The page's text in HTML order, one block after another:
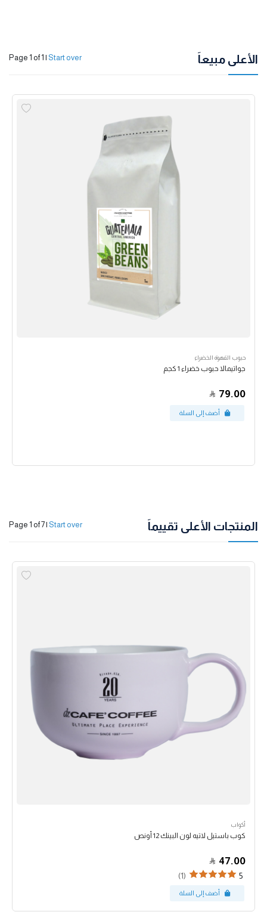
الأعلى مبيعاً Page 1 of 1 | Start over
حبوب القهوة الخضراء
جواتيمالا حبوب خضراء 1 كجم
79.00
المنتجات الأعلى تقييماً Page 1 of 7| Start over
أكواب
كوب باستيل لاتيه لون البينك 12 أونص
47.00
5
(1)